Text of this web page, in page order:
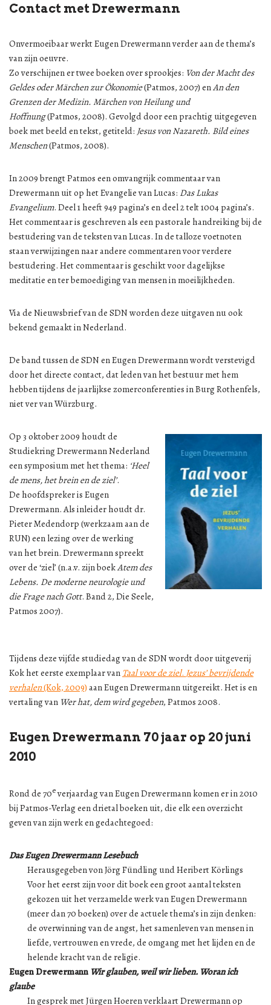
Contact met Drewermann
Onvermoeibaar werkt Eugen Drewermann verder aan de thema’s
van zijn oeuvre.
Zo verschijnen er twee boeken over sprookjes: Von der Macht des
Geldes oder Märchen zur Ökonomie(Patmos, 2007) enAn den
Grenzen der Medizin. Märchen von Heilung und
Hoffnung(Patmos, 2008). Gevolgd door een prachtig uitgegeven
boek met beeld en tekst, getiteld: Jesus von Nazareth. Bild eines
Menschen(Patmos, 2008).
In 2009 brengt Patmos een omvangrijk commentaar van
Drewermann uit op het Evangelie van Lucas: Das Lukas
Evangelium. Deel 1 heeft 949 pagina’s en deel 2 telt 1004 pagina’s.
Het commentaar is geschreven als een pastorale handreiking bij de
bestudering van de teksten van Lucas. In de talloze voetnoten
staan verwijzingen naar andere commentaren voor verdere
bestudering. Het commentaar is geschikt voor dagelijkse
meditatie en ter bemoediging van mensen in moeilijkheden.
Via de Nieuwsbrief van de SDN worden deze uitgaven nu ook
bekend gemaakt in Nederland.
De band tussen de SDN en Eugen Drewermann wordt verstevigd
door het directe contact, dat leden van het bestuur met hem
hebben tijdens de jaarlijkse zomerconferenties in Burg Rothenfels,
niet ver van Würzburg.
Op 3 oktober 2009 houdt de
Studiekring Drewermann Nederland
een symposium met het thema: ‘Heel
de mens, het brein en de ziel’.
De hoofdspreker is Eugen
Drewermann. Als inleider houdt dr.
Pieter Medendorp (werkzaam aan de
RUN) een lezing over de werking
van het brein. Drewermann spreekt
over de ‘ziel’ (n.a.v. zijn boekAtem des
Lebens. De moderne neurologie und
die Frage nach Gott. Band 2, Die Seele,
Patmos 2007).
Tijdens deze vijfde studiedag van de SDN wordt door uitgeverij
Kok het eerste exemplaar van Taal voor de ziel. Jezus’ bevrijdende
verhalen(Kok, 2009) aan Eugen Drewermann uitgereikt. Het is en
vertaling van Wer hat, dem wird gegeben, Patmos 2008.
Eugen Drewermann 70 jaar op 20 juni
2010
Rond de 70everjaardag van Eugen Drewermann komen er in 2010
bij Patmos-Verlag een drietal boeken uit, die elk een overzicht
geven van zijn werk en gedachtegoed:
Das Eugen Drewermann Lesebuch
Herausgegeben von Jörg Fündling und Heribert Körlings
Voor het eerst zijn voor dit boek een groot aantal teksten
gekozen uit het verzamelde werk van Eugen Drewermann
(meer dan 70 boeken) over de actuele thema’s in zijn denken:
de overwinning van de angst, het samenleven van mensen in
liefde, vertrouwen en vrede, de omgang met het lijden en de
helende kracht van de religie.
Eugen Drewermann Wir glauben, weil wir lieben. Woran ich
glaube
In gesprek met Jürgen Hoeren verklaart Drewermann op